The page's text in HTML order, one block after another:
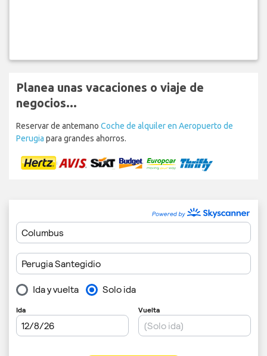
Planea unas vacaciones o viaje de
negocios...
Reservar de antemano Coche de alquiler en Aeropuerto de
Perugia para grandes ahorros.